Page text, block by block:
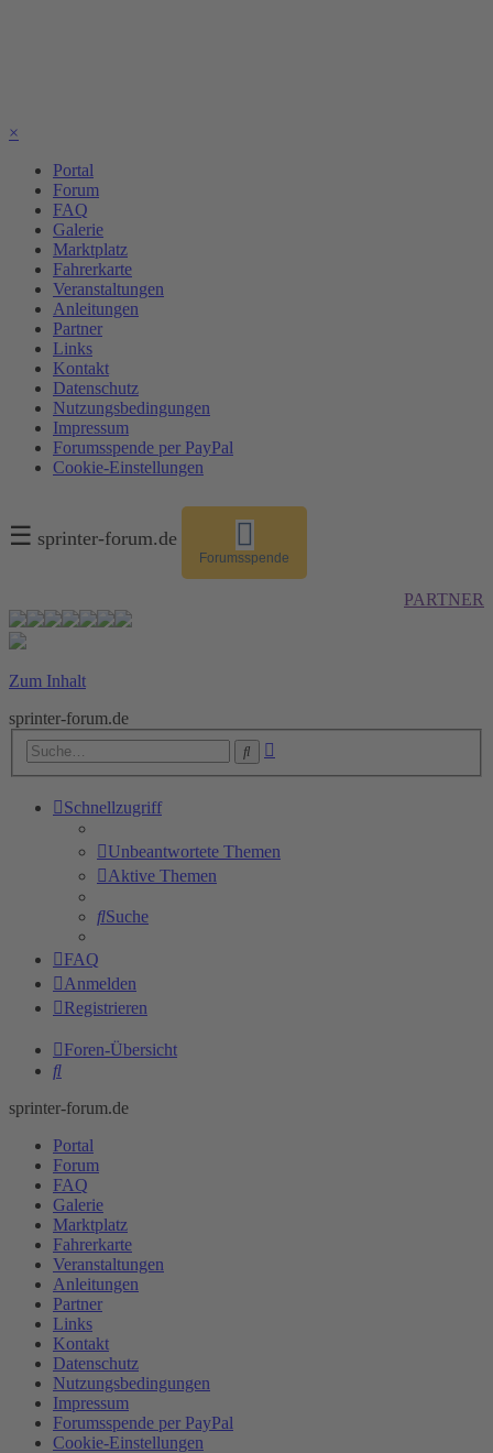
×
Portal
Forum
FAQ
Galerie
Marktplatz
Fahrerkarte
Veranstaltungen
Anleitungen
Partner
Links
Kontakt
Datenschutz
Nutzungsbedingungen
Impressum
Forumsspende per PayPal
Cookie-Einstellungen
☰ sprinter-forum.de
Forumsspende
PARTNER
Zum Inhalt
sprinter-forum.de
Suche
Schnellzugriff
Unbeantwortete Themen
Aktive Themen
Suche
FAQ
Anmelden
Registrieren
Foren-Übersicht
Suche
sprinter-forum.de
Portal
Forum
FAQ
Galerie
Marktplatz
Fahrerkarte
Veranstaltungen
Anleitungen
Partner
Links
Kontakt
Datenschutz
Nutzungsbedingungen
Impressum
Forumsspende per PayPal
Cookie-Einstellungen